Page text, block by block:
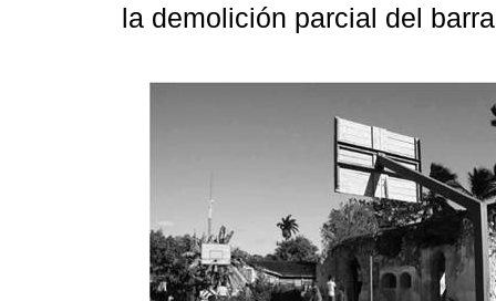
la demolición parcial del